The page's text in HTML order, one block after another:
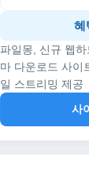
혜
파일몽, 신규 웹
마 다운로드 사이
일 스트리밍 제공
사